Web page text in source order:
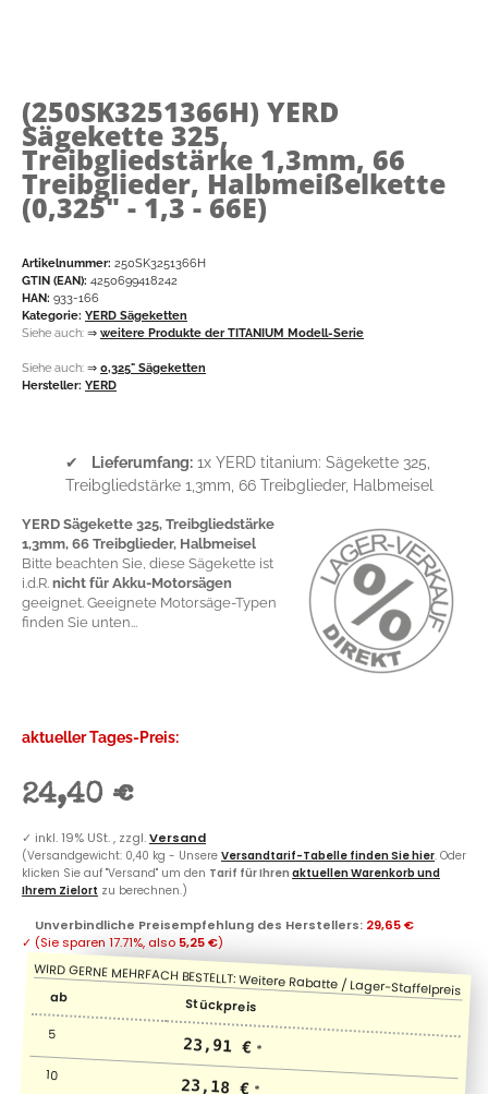
(250SK3251366H) YERD
Sägekette 325,
Treibgliedstärke 1,3mm, 66
Treibglieder, Halbmeißelkette
(0,325" - 1,3 - 66E)
Artikelnummer: 250SK3251366H
GTIN (EAN): 4250699418242
HAN: 933-166
Kategorie: YERD Sägeketten
Siehe auch: ⇒ weitere Produkte der TITANIUM Modell-Serie
Siehe auch: ⇒ 0,325" Sägeketten
Hersteller: YERD
✔ Lieferumfang: 1x YERD titanium: Sägekette 325,
Treibgliedstärke 1,3mm, 66 Treibglieder, Halbmeisel
YERD Sägekette 325, Treibgliedstärke
1,3mm, 66 Treibglieder, Halbmeisel
Bitte beachten Sie, diese Sägekette ist
i.d.R. nicht für Akku-Motorsägen
geeignet. Geeignete Motorsäge-Typen
finden Sie unten...
aktueller Tages-Preis:
24,40 €
✓ inkl. 19% USt. , zzgl.Versand
(Versandgewicht: 0,40 kg - Unsere Versandtarif-Tabelle finden Sie hier. Oder
klicken Sie auf "Versand" um den Tarif für Ihren aktuellen Warenkorb und
Ihrem Zielort zu berechnen.)
Unverbindliche Preisempfehlung des Herstellers: 29,65 €
✓ (Sie sparen 17.71%, also 5,25 €)
ab Stückpreis
5
23,91 € *
10
23,18 €